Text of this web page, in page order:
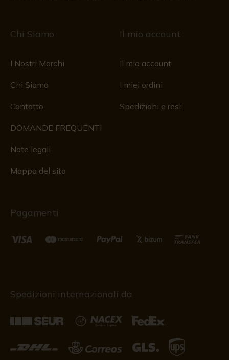
Chi Siamo
I Nostri Marchi
Chi Siamo
Contatto
DOMANDE FREQUENTI
Note legali
Mappa del sito
Il mio account
Il mio account
I miei ordini
Spedizioni e resi
Pagamenti
Spedizioni internazionali da